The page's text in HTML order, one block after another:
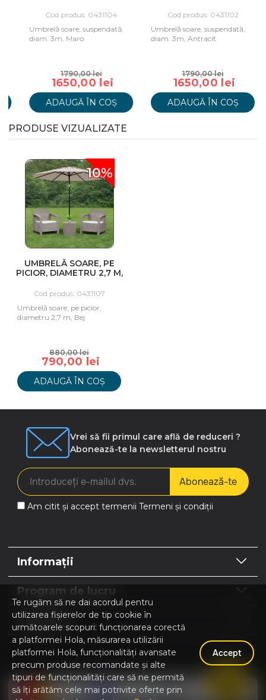
Cod produs: 0431104
Umbrelă soare, suspendată,
diam. 3m, Maro
1790,00 lei
1650,00 lei
ADAUGĂ ÎN COȘ
Cod produs: 0431102
Umbrelă soare, suspendată,
diam. 3m, Antracit
1790,00 lei
1650,00 lei
ADAUGĂ ÎN COȘ
PRODUSE VIZUALIZATE
10%
UMBRELĂ SOARE, PE
PICIOR, DIAMETRU 2,7 M,
Cod produs: 0431107
Umbrelă soare, pe picior,
diametru 2,7 m, Bej
880,00 lei
790,00 lei
ADAUGĂ ÎN COȘ
Vrei să fii primul care află de reduceri ?
Abonează-te la newsletterul nostru
Abonează-te
Am citit și accept termenii Termeni și condiții
Informații
Program de lucru
Contacte
Hola | Magazin online Home & Garden © 2026
Te rugăm să ne dai acordul pentru
utilizarea fișierelor de tip cookie în
următoarele scopuri: funcționarea corectă
a platformei Hola, măsurarea utilizării
platformei Hola, funcționalități avansate
precum produse recomandate și alte
tipuri de funcționalități care să ne permită
să îți arătăm cele mai potrivite oferte prin
Accept